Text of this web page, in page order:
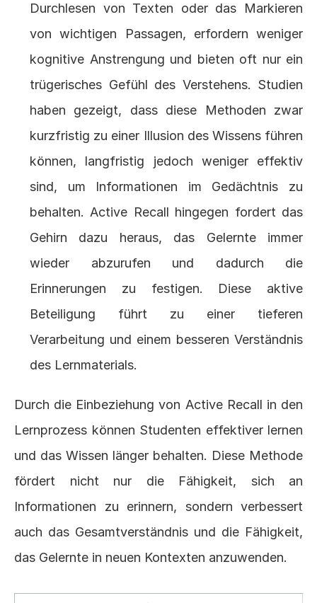
Durchlesen von Texten oder das Markieren
von wichtigen Passagen, erfordern weniger
kognitive Anstrengung und bieten oft nur ein
trügerisches Gefühl des Verstehens. Studien
haben gezeigt, dass diese Methoden zwar
kurzfristig zu einer Illusion des Wissens führen
können, langfristig jedoch weniger effektiv
sind, um Informationen im Gedächtnis zu
behalten. Active Recall hingegen fordert das
Gehirn dazu heraus, das Gelernte immer
wieder abzurufen und dadurch die
Erinnerungen zu festigen. Diese aktive
Beteiligung führt zu einer tieferen
Verarbeitung und einem besseren Verständnis
des Lernmaterials.
Durch die Einbeziehung von Active Recall in den
Lernprozess können Studenten effektiver lernen
und das Wissen länger behalten. Diese Methode
fördert nicht nur die Fähigkeit, sich an
Informationen zu erinnern, sondern verbessert
auch das Gesamtverständnis und die Fähigkeit,
das Gelernte in neuen Kontexten anzuwenden.